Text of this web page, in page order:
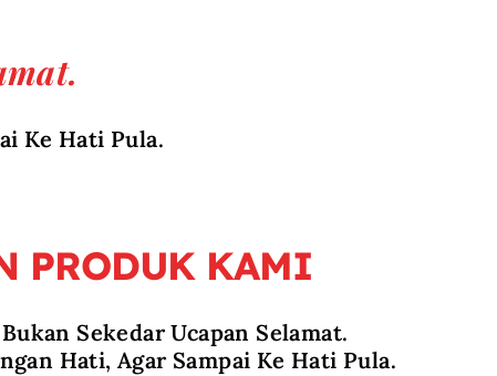
Ke Hati Pula.
PRODUK KAMI
Sekedar Ucapan Selamat.
Hati, Agar Sampai Ke Hati Pula.